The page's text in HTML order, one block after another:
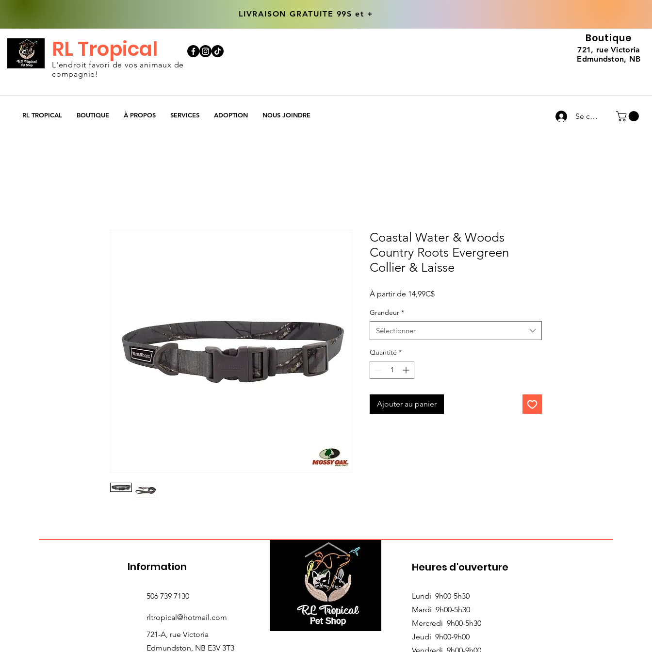
LIVRAISON GRATUITE 99$ et +
RL Tropical
L'endroit favori de vos animaux de
compagnie!
Boutique
721, rue Victoria
Edmundston, NB
LIVRAISON GRATUITE 99$ et +
RL TROPICAL BOUTIQUE À PROPOS SERVICES ADOPTION NOUS JOINDRE Se connecter
Coastal Water & Woods
Country Roots Evergreen
Collier & Laisse
À partir de 14,99C$Prix
Grandeur *
Sélectionner
Quantité *
Ajouter au panier
Information
506 739 7130
rltropical@hotmail.com
721-A, rue Victoria
Edmundston, NB E3V 3T3
Heures d'ouverture
Lundi 9h00-5h30
Mardi 9h00-5h30
Mercredi 9h00-5h30
Jeudi 9h00-9h00